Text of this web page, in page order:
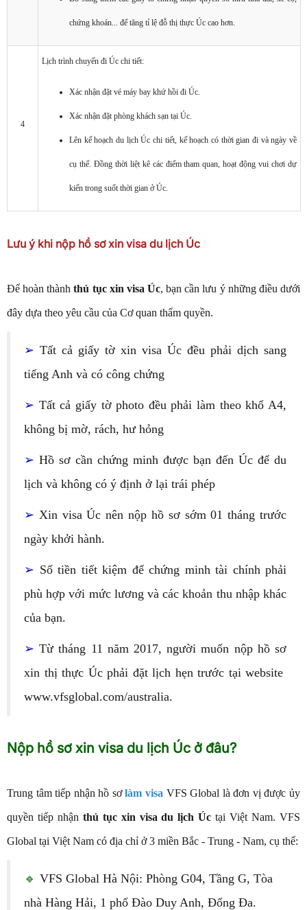
chứng khoán... để tăng tỉ lệ đỗ thị thực Úc cao hơn.
4
Lịch trình chuyến đi Úc chi tiết:
Xác nhận đặt vé máy bay khứ hồi đi Úc.
Xác nhận đặt phòng khách sạn tại Úc.
Lên kế hoạch du lịch Úc chi tiết, kế hoạch có thời gian đi và ngày về
cụ thể. Đồng thời liệt kê các điểm tham quan, hoạt động vui chơi dự
kiến trong suốt thời gian ở Úc.
Lưu ý khi nộp hồ sơ xin visa du lịch Úc
Để hoàn thànhthủ tục xin visa Úc, bạn cần lưu ý những điều dưới
đây dựa theo yêu cầu của Cơ quan thẩm quyền.
➢ Tất cả giấy tờ xin visa Úc đều phải dịch sang
tiếng Anh và có công chứng
➢ Tất cả giấy tờ photo đều phải làm theo khổ A4,
không bị mờ, rách, hư hỏng
➢ Hồ sơ cần chứng minh được bạn đến Úc để du
lịch và không có ý định ở lại trái phép
➢ Xin visa Úc nên nộp hồ sơ sớm 01 tháng trước
ngày khởi hành.
➢ Số tiền tiết kiệm để chứng minh tài chính phải
phù hợp với mức lương và các khoản thu nhập khác
của bạn.
➢Từ tháng 11 năm 2017, người muốn nộp hồ sơ
xin thị thực Úc phải đặt lịch hẹn trước tại website
www.vfsglobal.com/australia.
Nộp hồ sơ xin visa du lịch Úc ở đâu?
Trung tâm tiếp nhận hồ sơlàm visa VFS Global là đơn vị được ủy
quyền tiếp nhận thủ tục xin visa du lịch Úctại Việt Nam. VFS
Global tại Việt Nam có địa chỉ ở 3 miền Bắc - Trung - Nam, cụ thể:
🔹 VFS Global Hà Nội: Phòng G04, Tầng G, Tòa
nhà Hàng Hải, 1 phố Đào Duy Anh, Đống Đa.